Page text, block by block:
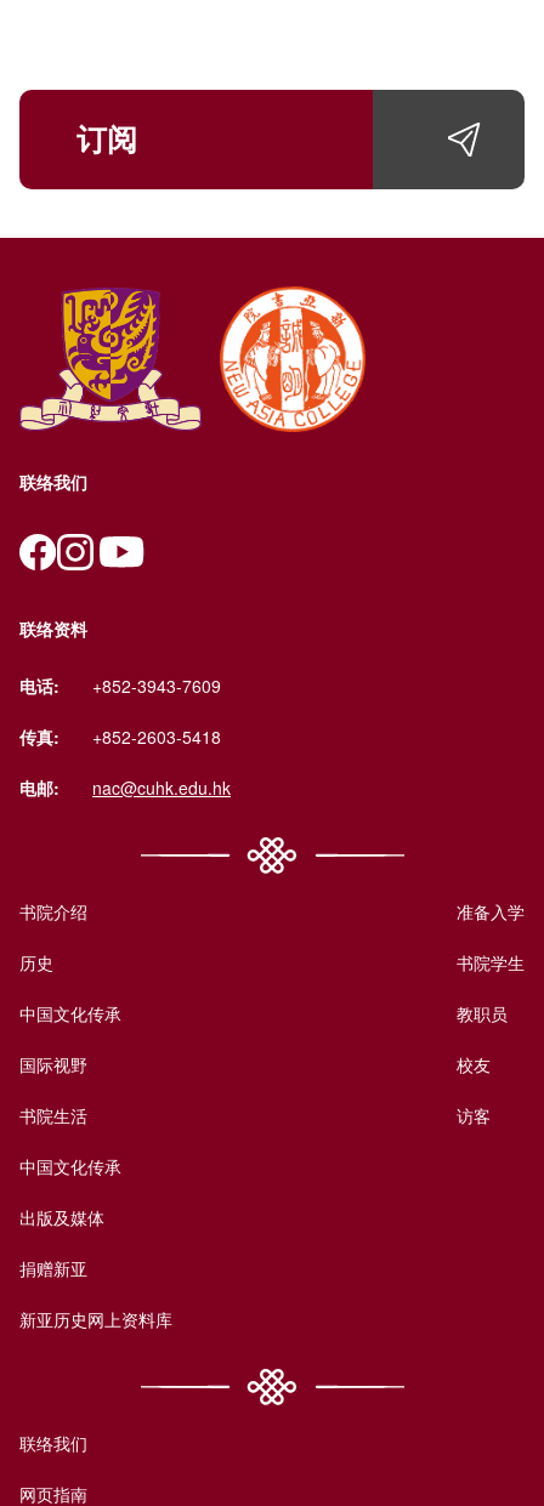
订阅
联络我们
联络资料
电话: +852-3943-7609
传真: +852-2603-5418
电邮: nac@cuhk.edu.hk
书院介绍
历史
中国文化传承
国际视野
书院生活
中国文化传承
出版及媒体
捐赠新亚
新亚历史网上资料库
准备入学
书院学生
教职员
校友
访客
联络我们
网页指南